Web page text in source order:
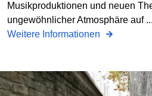
Musikproduktionen und neuen
ungewöhnlicher Atmosphäre auf ...
Weitere Informationen